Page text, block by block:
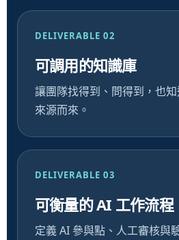
DELIVERABLE 02
可調用的知識庫
讓團隊找得到、問得到，也
來源而來。
DELIVERABLE 03
可衡量的 AI 工作流程
定義 AI 參與點、人工審核與